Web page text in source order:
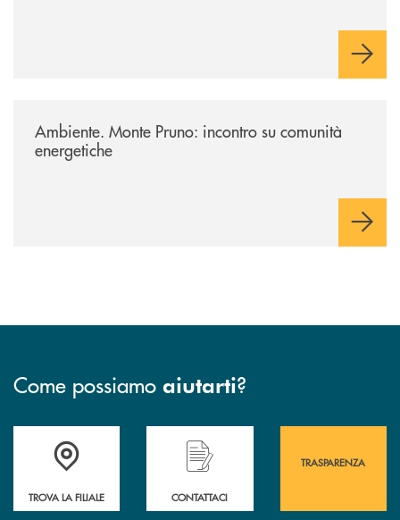
Ambiente. Monte Pruno: incontro su comunità
energetiche
Come possiamo aiutarti?
Accedi all' elenco completo&nbsp; delle&nbsp; filiali&nbsp; di Banca
TROVA LA FILIALE
Hai bisogno di assistenza immediata?
CONTATTACI
TRASPARENZA